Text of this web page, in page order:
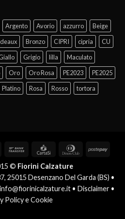
Argento Avorio azzurro
Beige
Bronzo CIPRI cipria
CU
Grigio lilla
Maculato
Oro Oro Rosa PE2023
PE2025
Platino Rosa Rosso
tortora
© Fiorini Calzature
25015 Desenzano Del Garda (BS) •
info@fiorinicalzature.it • Disclaimer •
Policy e Cookie